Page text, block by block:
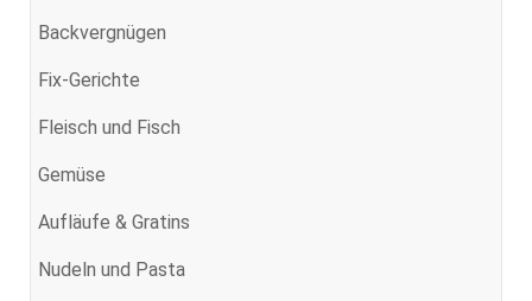
Backvergnügen
Fix-Gerichte
Fleisch und Fisch
Gemüse
Aufläufe & Gratins
Nudeln und Pasta